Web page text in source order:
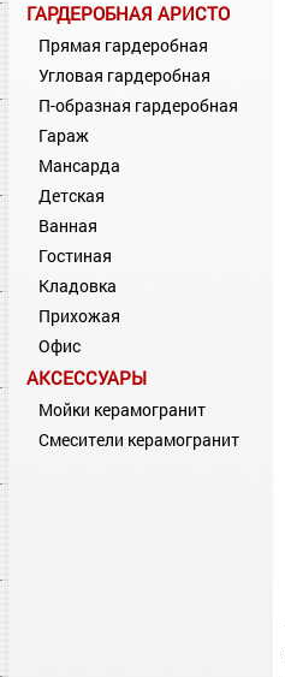
ГАРДЕРОБНАЯ АРИСТО
Прямая гардеробная
Угловая гардеробная
П-образная гардеробная
Гараж
Мансарда
Детская
Ванная
Гостиная
Кладовка
Прихожая
Офис
АКСЕССУАРЫ
Мойки керамогранит
Смесители керамогранит